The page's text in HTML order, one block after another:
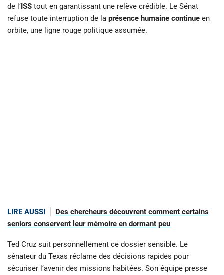
de l’ISS tout en garantissant une relève crédible. Le Sénat
refuse toute interruption de la présence humaine continue en
orbite, une ligne rouge politique assumée.
LIRE AUSSI
Des chercheurs découvrent comment certains
seniors conservent leur mémoire en dormant peu
Ted Cruz suit personnellement ce dossier sensible. Le
sénateur du Texas réclame des décisions rapides pour
sécuriser l’avenir des missions habitées. Son équipe presse